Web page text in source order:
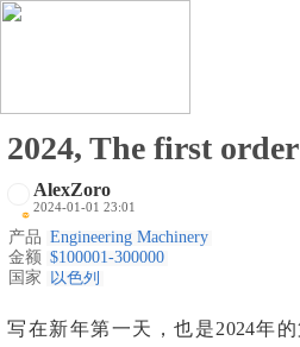
2024, The first
AlexZoro
2024-01-01 23:01
产品 Engineering Machinery
金额 $100001-300000
国家
以色列
写在新年第一天，也是2024年